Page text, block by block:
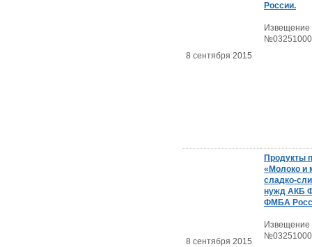
8 сентября 2015
России.
Извещение
8 сентября 2015
Продукты
«Молоко и
сладко-
нужд АКБ
ФМБА
Извещение